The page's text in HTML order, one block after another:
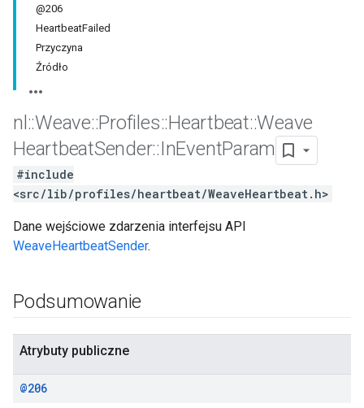
@206
HeartbeatFailed
Przyczyna
Źródło
nl ::Weave::Profiles::Heartbeat::Weave
HeartbeatSender::InEventParam
#include
<src/lib/profiles/heartbeat/WeaveHeartbeat.h>
Dane wejściowe zdarzenia interfejsu API
WeaveHeartbeatSender.
Podsumowanie
Atrybuty publiczne
@206